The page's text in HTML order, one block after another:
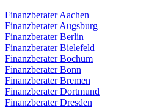
Finanzberater Aachen
Finanzberater Augsburg
Finanzberater Berlin
Finanzberater Bielefeld
Finanzberater Bochum
Finanzberater Bonn
Finanzberater Bremen
Finanzberater Dortmund
Finanzberater Dresden